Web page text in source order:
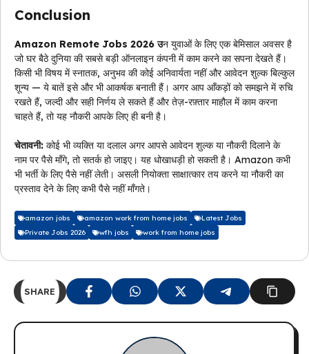
Conclusion
Amazon Remote Jobs 2026 उन युवाओं के लिए एक बेमिसाल अवसर है
जो घर बैठे दुनिया की सबसे बड़ी ऑनलाइन कंपनी में काम करने का सपना देखते हैं।
किसी भी विषय में स्नातक, अनुभव की कोई अनिवार्यता नहीं और आवेदन शुल्क बिल्कुल
शून्य — ये बातें इसे और भी आकर्षक बनाती हैं। अगर आप आँकड़ों को समझने में रुचि
रखते हैं, जल्दी और सही निर्णय ले सकते हैं और तेज़-रफ़्तार माहौल में काम करना
चाहते हैं, तो यह नौकरी आपके लिए ही बनी है।
चेतावनी: कोई भी व्यक्ति या दलाल अगर आपसे आवेदन शुल्क या नौकरी दिलाने के
नाम पर पैसे माँगे, तो सतर्क हो जाइए। यह धोखाधड़ी हो सकती है। Amazon कभी
भी भर्ती के लिए पैसे नहीं लेती। असली नियोक्ता साक्षात्कार तय करने या नौकरी का
प्रस्ताव देने के लिए कभी पैसे नहीं माँगते।
amazon jobs amazon work from home jobs
Latest Jobs
Private Jobs 2026
wfh jobs work from home jobs
SHARE